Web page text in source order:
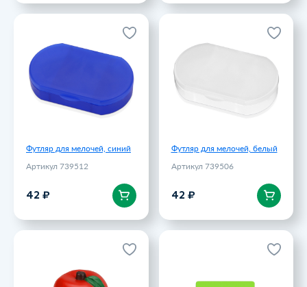
Футляр для мелочей, синий
Артикул 739512
42 ₽
Футляр для мелочей, синий
Артикул 739512
42 ₽
Футляр для мелочей, белый
Артикул 739506
42 ₽
Футляр для мелочей, белый
Артикул 739506
42 ₽
Антистресс Яблоко,
красный
Артикул 549411p
Шильд металлический,
покрытие soft touch,
яблоко